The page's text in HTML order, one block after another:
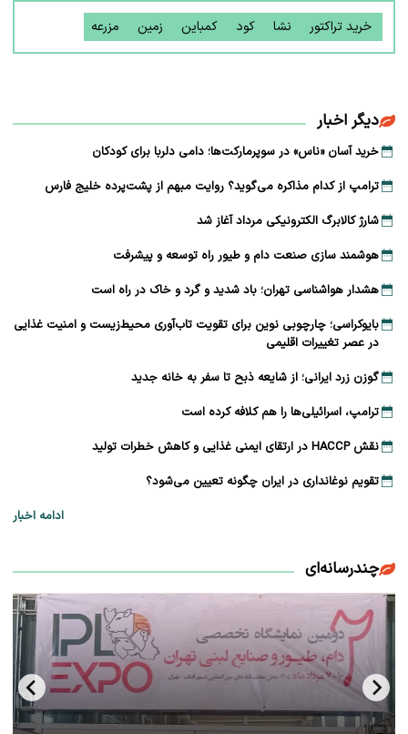
خرید تراکتور نشا کود کمباین زمین مزرعه
دیگر اخبار
خرید آسان «ناس» در سوپرمارکت‌ها؛ دامی دلربا برای کودکان
ترامپ از کدام مذاکره می‌گوید؟ روایت مبهم از پشت‌پرده خلیج فارس
شارژ کالابرگ الکترونیکی مرداد آغاز شد
هوشمند سازی صنعت دام و طیور راه توسعه و پیشرفت
هشدار هواشناسی تهران؛ باد شدید و گرد و خاک در راه است
بایوکراسی؛ چارچوبی نوین برای تقویت تاب‌آوری محیط‌زیست و امنیت غذایی
در عصر تغییرات اقلیمی
گوزن زرد ایرانی؛ از شایعه ذبح تا سفر به خانه جدید
ترامپ، اسرائیلی‌ها را هم کلافه کرده است
نقش HACCP در ارتقای ایمنی غذایی و کاهش خطرات تولید
تقویم نوغانداری در ایران چگونه تعیین می‌شود؟
ادامه اخبار
چندرسانه‌ای